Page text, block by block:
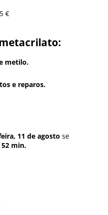
€
metilo.
e reparos.
11 de agosto se
52 min.